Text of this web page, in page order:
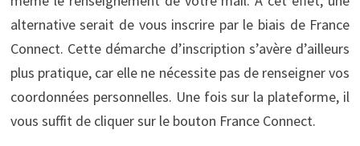
alternative serait de vous inscrire par le biais de France
Connect. Cette démarche d’inscription s’avère d’ailleurs
plus pratique, car elle ne nécessite pas de renseigner vos
coordonnées personnelles. Une fois sur la plateforme, il
vous suffit de cliquer sur le bouton France Connect.